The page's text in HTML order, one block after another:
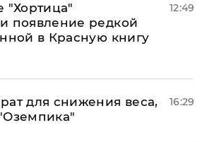
"Хортица"
появление редкой
в Красную книгу
12:49
для снижения веса,
16:29